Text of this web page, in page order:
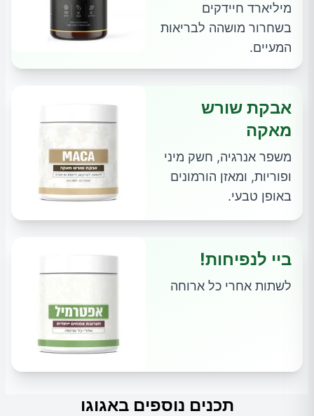
מיליארד חיידקים
בשחרור מושהה לבריאות
המעיים.
אבקת שורש
מאקה
משפר אנרגיה, חשק מיני
ופוריות, ומאזן הורמונים
באופן טבעי.
ביי לנפיחות!
לשתות אחרי כל ארוחה
תכנים נוספים באגוגו